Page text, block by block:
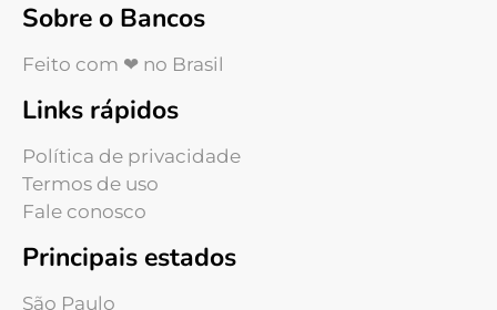
Sobre o Bancos
Feito com ❤ no Brasil
Links rápidos
Política de privacidade
Termos de uso
Fale conosco
Principais estados
São Paulo